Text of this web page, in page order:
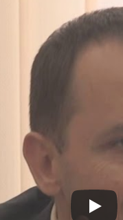
#карантин #коронавірус